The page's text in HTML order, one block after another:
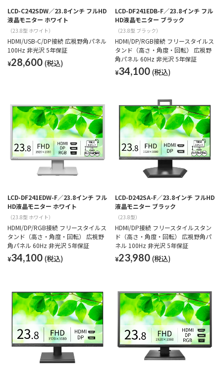
LCD-C242SDW／23.8インチ フルHD
液晶モニター ホワイト
（23.8型 ホワイト）
HDMI/USB-C/DP接続 広視野角パネル
100Hz 非光沢 5年保証
¥28,600
LCD-DF241EDB-F／23.8インチ フル
HD液晶モニター ブラック
（23.8型 ブラック）
HDMI/DP/RGB接続 フリースタイルス
タンド（高さ・角度・回転） 広視野
角パネル 60Hz 非光沢 5年保証
¥34,100
LCD-DF241EDW-F／23.8インチ フル
HD液晶モニター ホワイト
（23.8型 ホワイト）
HDMI/DP/RGB接続 フリースタイルス
タンド（高さ・角度・回転） 広視野
角パネル 60Hz 非光沢 5年保証
¥34,100
LCD-D242SA-F／23.8インチ フルHD
液晶モニター ブラック
（23.8型）
HDMI/DP接続 フリースタイルスタン
ド（高さ・角度・回転） 広視野角パ
ネル 100Hz 非光沢 5年保証
¥23,980